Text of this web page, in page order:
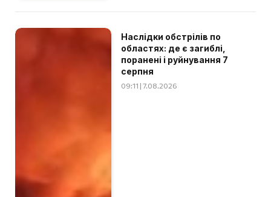
Наслідки обстрілів по
областях: де є загиблі,
поранені і руйнування 7
серпня
09:11 | 7.08.2026